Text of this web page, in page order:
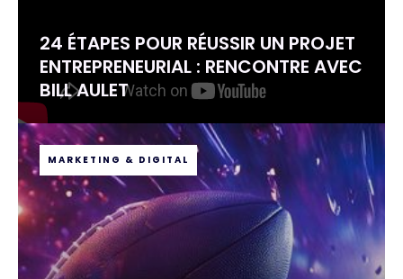
24 ÉTAPES POUR RÉUSSIR UN PROJET
ENTREPRENEURIAL : RENCONTRE AVEC
BILL AULET
MARKETING & DIGITAL